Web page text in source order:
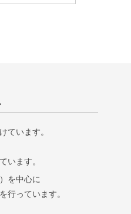
ています。
います。
を中心に
行っています。